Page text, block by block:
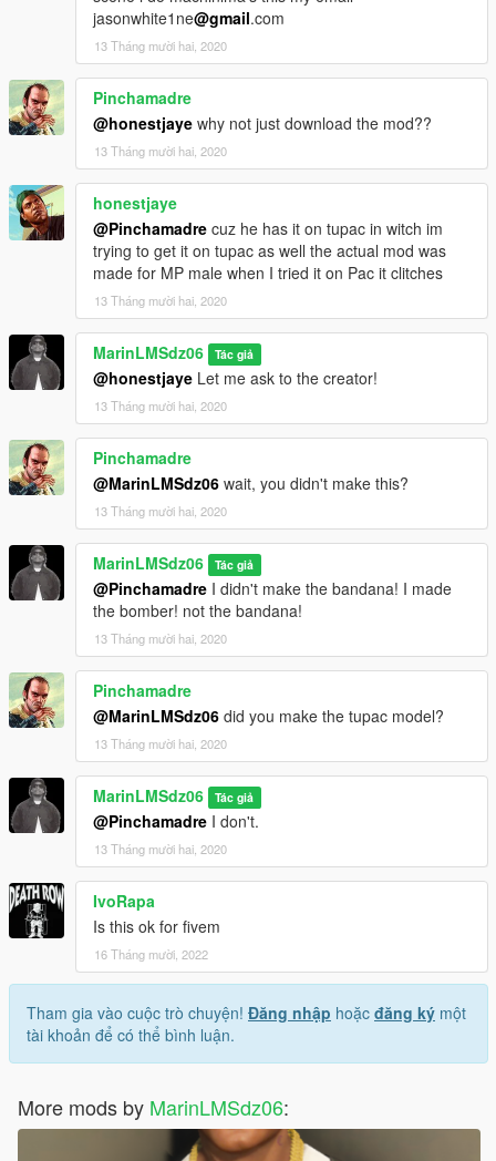
jasonwhite1ne@gmail.com
13 Tháng mười hai, 2020
Pinchamadre
@honestjaye why not just download the mod??
13 Tháng mười hai, 2020
honestjaye
@Pinchamadre cuz he has it on tupac in witch im
trying to get it on tupac as well the actual mod was
made for MP male when I tried it on Pac it clitches
13 Tháng mười hai, 2020
MarinLMSdz06 Tác giả
@honestjaye Let me ask to the creator!
13 Tháng mười hai, 2020
Pinchamadre
@MarinLMSdz06 wait, you didn't make this?
13 Tháng mười hai, 2020
MarinLMSdz06 Tác giả
@Pinchamadre I didn't make the bandana! I made
the bomber! not the bandana!
13 Tháng mười hai, 2020
Pinchamadre
@MarinLMSdz06 did you make the tupac model?
13 Tháng mười hai, 2020
MarinLMSdz06 Tác giả
@Pinchamadre I don't.
13 Tháng mười hai, 2020
IvoRapa
Is this ok for fivem
16 Tháng mười, 2022
Tham gia vào cuộc trò chuyện! Đăng nhập hoặc đăng ký một
tài khoản để có thể bình luận.
More mods by MarinLMSdz06: